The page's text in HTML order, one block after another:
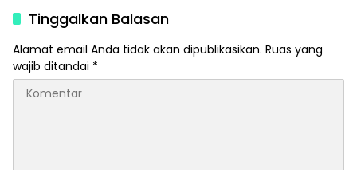
Tinggalkan Balasan
Alamat email Anda tidak akan dipublikasikan. Ruas yang
wajib ditandai *